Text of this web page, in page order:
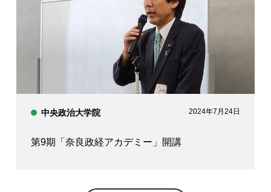
中央政治大学院 2024年7月24日
第9期「奈良政経アカデミー」開講